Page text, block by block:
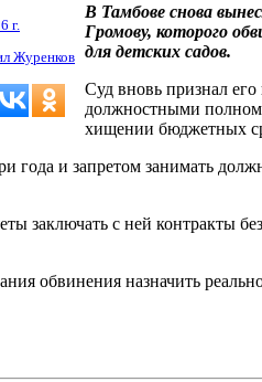
г.
Журенков
В Тамбове снова
Громову, которого
для детских садов.
Суд вновь признал
должностными
хищении бюджетных
и запретом занимать
с ней контракты
обвинения назначить